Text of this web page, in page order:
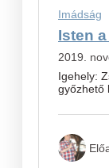
Imádság
Isten
2019.
Igehely:
győzhető